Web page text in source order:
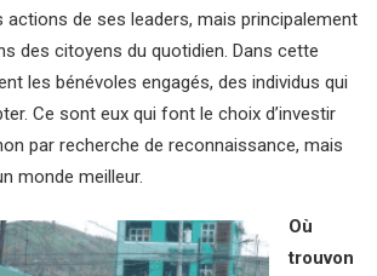
actions de ses leaders, mais principalement
des citoyens du quotidien. Dans cette
les bénévoles engagés, des individus qui
Ce sont eux qui font le choix d’investir
par recherche de reconnaissance, mais
monde meilleur.
Où
trouvon